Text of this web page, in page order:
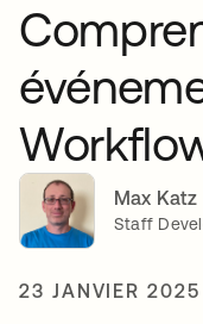
Max Katz
Staff
23 JANVIER 2025